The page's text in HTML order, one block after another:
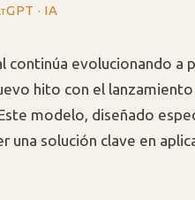
· IA
continúa evolucionando a
hito con el
Este modelo, diseñado
una solución clave en